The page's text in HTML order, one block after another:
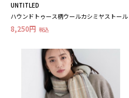
UNTITLED
ハウンドトゥース柄ウールカシミヤストール
8,250円 税込